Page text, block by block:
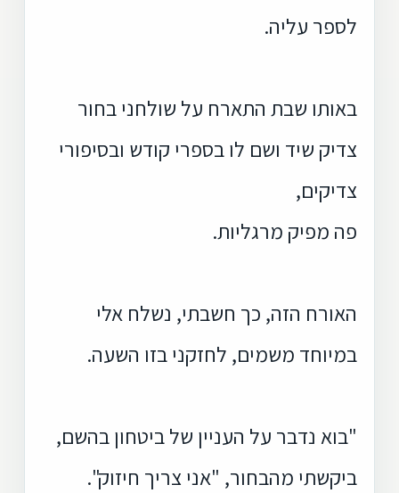
לספר עליה.
באותו שבת התארח על שולחני בחור
צדיק שיד ושם לו בספרי קודש ובסיפורי
צדיקים,
פה מפיק מרגליות.
האורח הזה, כך חשבתי, נשלח אלי
במיוחד משמים, לחזקני בזו השעה.
"בוא נדבר על העניין של ביטחון בהשם,
ביקשתי מהבחור, "אני צריך חיזוק".